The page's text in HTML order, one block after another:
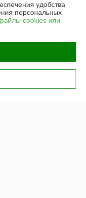
удобства
персональных
cookies или